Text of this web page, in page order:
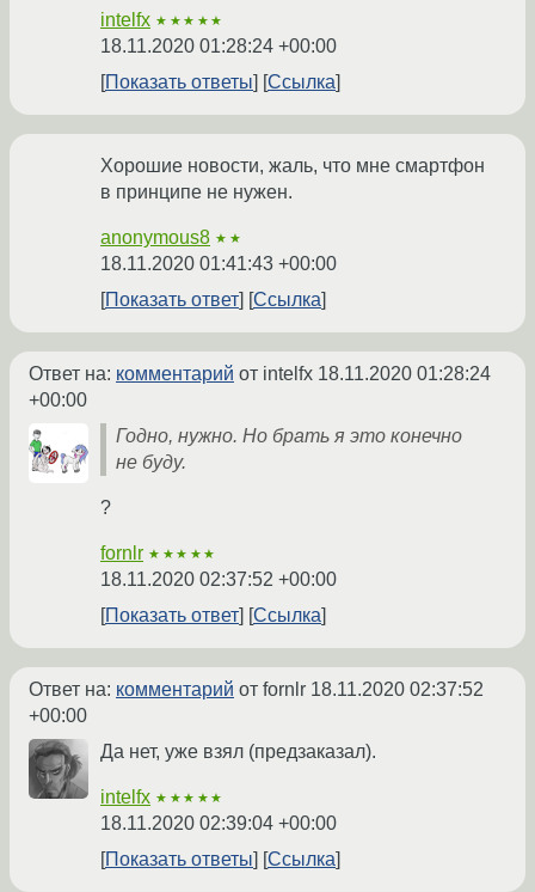
intelfx ★★★★★
18.11.2020 01:28:24 +00:00
Показать ответы
Ссылка
Хорошие новости, жаль, что мне смартфон
в принципе не нужен.
anonymous8 ★★
18.11.2020 01:41:43 +00:00
Показать ответ
Ссылка
Ответ на: комментарий от intelfx 18.11.2020 01:28:24
+00:00
Годно, нужно. Но брать я это конечно
не буду.
?
fornlr ★★★★★
18.11.2020 02:37:52 +00:00
Показать ответ
Ссылка
Ответ на: комментарий от fornlr 18.11.2020 02:37:52
+00:00
Да нет, уже взял (предзаказал).
intelfx ★★★★★
18.11.2020 02:39:04 +00:00
Показать ответы
Ссылка